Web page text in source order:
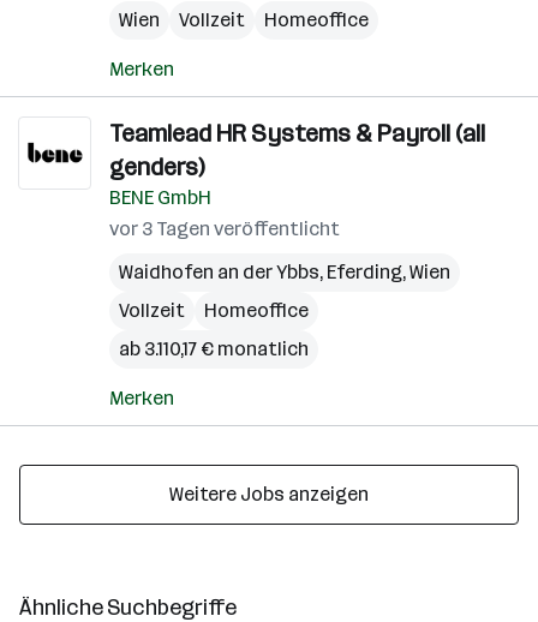
Wien
Vollzeit Homeoffice
Merken
Teamlead HR Systems & Payroll (all
genders)
BENE GmbH
vor 3 Tagen veröffentlicht
Waidhofen an der Ybbs, Eferding,Wien
Vollzeit
Homeoffice
ab 3.110,17 € monatlich
Merken
Weitere Jobs anzeigen
Ähnliche Suchbegriffe